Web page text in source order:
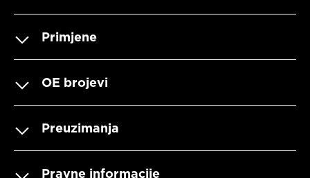
Primjene
OE brojevi
Preuzimanja
Pravne informacije